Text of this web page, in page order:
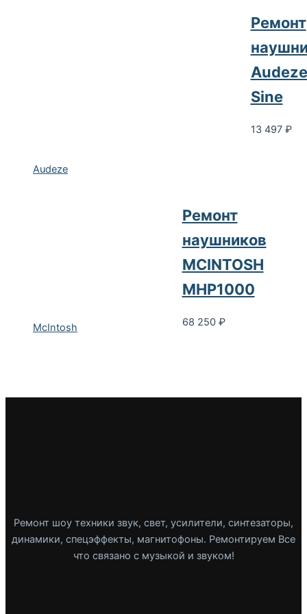
Audeze
Ремонт
Audeze
Sine
13 497 ₽
McIntosh
Ремонт
наушников
MCINTOSH
MHP1000
68 250 ₽
Ремонт шоу техники звук, свет, усилители, синтезаторы,
динамики, спецэффекты, магнитофоны. Ремонтируем Все
что связано с музыкой и звуком!